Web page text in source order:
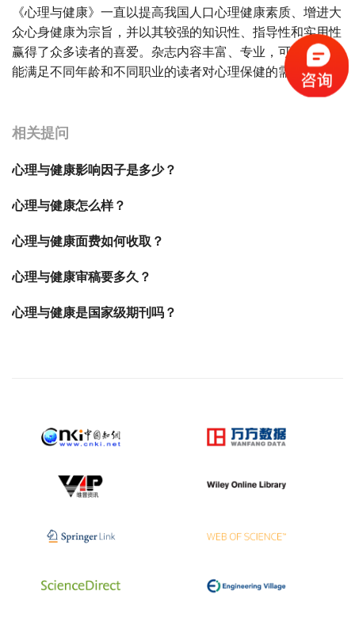
《心理与健康》一直以提高我国人口心理健康素质、增进大
众心身健康为宗旨，并以其较强的知识性、指导性和实用性
赢得了众多读者的喜爱。杂志内容丰富、专业，可读性强，
能满足不同年龄和不同职业的读者对心理保健的需求。
相关提问
心理与健康影响因子是多少？
心理与健康怎么样？
心理与健康面费如何收取？
心理与健康审稿要多久？
心理与健康是国家级期刊吗？